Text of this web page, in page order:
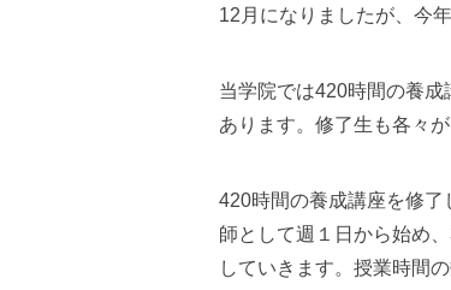
12月になりましたが、今
当学院では420時間の養
あります。修了生も各々
420時間の養成講座を修
師として週１日から始め
していきます。授業時間